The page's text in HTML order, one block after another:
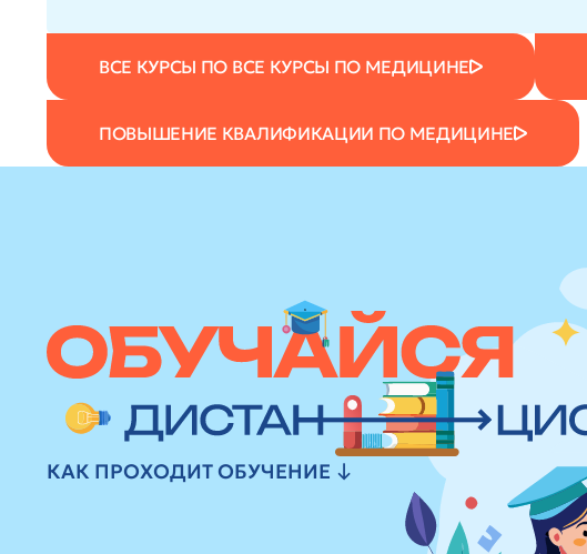
ВСЕ КУРСЫ ПО ВСЕ КУРСЫ ПО МЕДИЦИНЕ
ПОВЫШЕНИЕ КВАЛИФИКАЦИИ ПО МЕДИЦИНЕ
КАК ПРОХОДИТ ОБУЧЕНИЕ ↓